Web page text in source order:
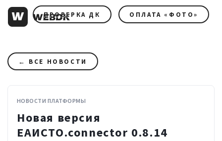
ПРОВЕРКА ДК ОПЛАТА «ФОТО»
← ВСЕ НОВОСТИ
НОВОСТИ ПЛАТФОРМЫ
Новая версия
ЕАИСТО.connector 0.8.14